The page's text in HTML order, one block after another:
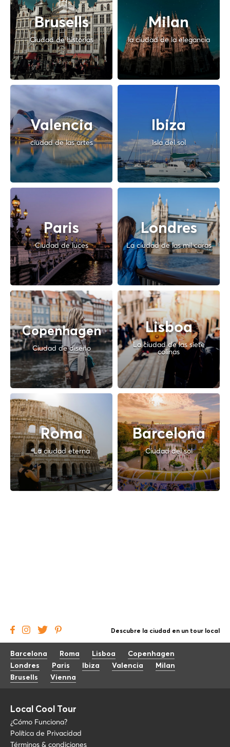
Brusells
Ciudad de historias
Milan
la ciudad de la elegancia
Valencia
ciudad de las artes
Ibiza
Isla del sol
Paris
Ciudad de luces
Londres
La ciudad de las mil caras
Copenhagen
Ciudad de diseño
Lisboa
La ciudad de las siete
colinas
Roma
La ciudad eterna
Barcelona
Ciudad del sol
Descubre la ciudad en un tour local
Barcelona Roma Lisboa
Copenhagen
Londres
Paris Ibiza Valencia
Milan
Brusells
Vienna
Local Cool Tour
¿Cómo Funciona?
Política de Privacidad
Términos & condiciones